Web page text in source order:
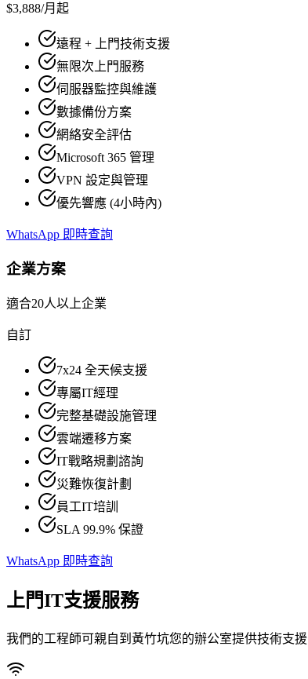
$3,888/月起
遠程 + 上門技術支援
無限次上門服務
伺服器監控與維護
數據備份方案
網絡安全評估
Microsoft 365 管理
VPN 設定與管理
優先響應 (4小時內)
WhatsApp 即時查詢
企業方案
適合20人以上企業
自訂
7x24 全天候支援
專屬IT經理
完整基礎設施管理
雲端遷移方案
IT戰略規劃諮詢
災難恢復計劃
員工IT培訓
SLA 99.9% 保證
WhatsApp 即時查詢
上門IT支援服務
我們的工程師可親自到黃竹坑您的辦公室提供技術支援